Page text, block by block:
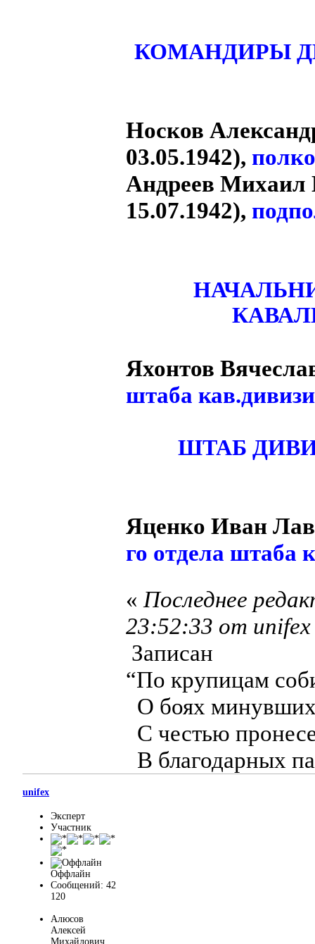
КОМАНДИРЫ
Носков
03.05.1942),
Андреев Михаил
15.07.1942),
Яхонтов
штаба
ШТАБ
Яценко Иван
го отдела
« Последнее
23:52:33 от unifex
Записан
“По крупицам
О боях
С честью
В благодарных
unifex
Эксперт
Участник
Оффлайн
Сообщений: 42
120
Алюсов
Алексей
Михайлович